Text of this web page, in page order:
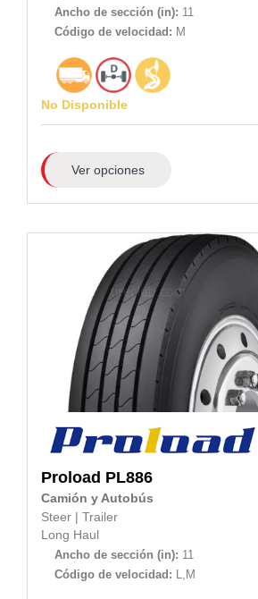
Ancho de sección (in): 11
Código de velocidad: M
No Disponible
Ver opciones
Proload PL886
Camión y Autobús
Steer | Trailer
Long Haul
Ancho de sección (in): 11
Código de velocidad: L,M